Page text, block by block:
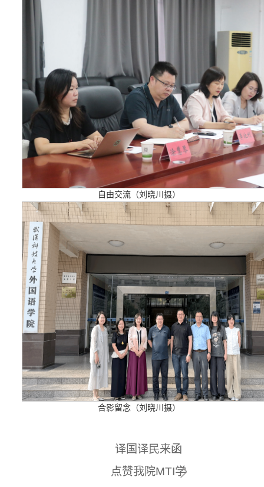
自由交流（刘晓川摄）
合影留念（刘晓川摄）
译国译民来函
点赞我院MTI学